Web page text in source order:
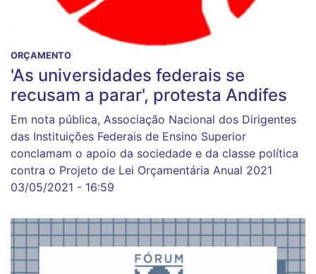
ORÇAMENTO
'As universidades federais se
recusam a parar', protesta Andifes
Em nota pública, Associação Nacional dos Dirigentes
das Instituições Federais de Ensino Superior
conclamam o apoio da sociedade e da classe política
contra o Projeto de Lei Orçamentária Anual 2021
03/05/2021 - 16:59